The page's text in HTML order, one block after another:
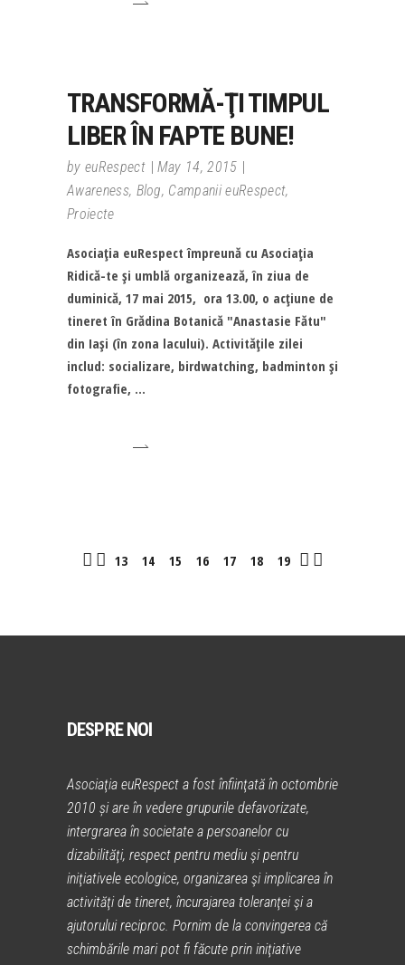
TRANSFORMĂ-ŢI TIMPUL
LIBER ÎN FAPTE BUNE!
by euRespect
May 14, 2015
Awareness, Blog, Campanii euRespect,
Proiecte
Asociaţia euRespect împreună cu Asociaţia
Ridică-te şi umblă organizează, în ziua de
duminică, 17 mai 2015, ora 13.00, o acţiune de
tineret în Grădina Botanică "Anastasie Fătu"
din Iaşi (în zona lacului). Activităţile zilei
includ: socializare, birdwatching, badminton şi
fotografie,
13 14 15 16 17 18 19
DESPRE NOI
Asociaţia euRespect a fost înfiinţată în octombrie
2010 și are în vedere grupurile defavorizate,
intergrarea în societate a persoanelor cu
dizabilităţi, respect pentru mediu şi pentru
iniţiativele ecologice, organizarea şi implicarea în
activităţi de tineret, încurajarea toleranţei şi a
ajutorului reciproc. Pornim de la convingerea că
schimbările mari pot fi făcute prin iniţiative